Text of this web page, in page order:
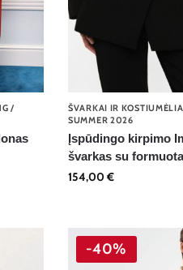
/ ŠVARKAI IR
SUMMER 2026
Įspūdingo kirpimo
švarkas su
154,00€
-40%